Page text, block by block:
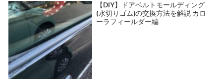
【DIY】ドアベルトモールディング
(水切りゴム)の交換方法を解説 カロ
ーラフィールダー編